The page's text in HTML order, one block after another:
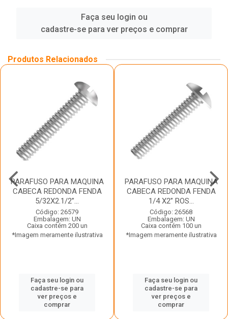
Faça seu login ou
cadastre-se para ver preços e comprar
Produtos Relacionados
PARAFUSO PARA MAQUINA
CABECA REDONDA FENDA
5/32X2.1/2”...
Código: 26579
Embalagem: UN
Caixa contém 200 un
*Imagem meramente ilustrativa
Faça seu login ou
cadastre-se para
ver preços e
comprar
PARAFUSO PARA MAQUINA
CABECA REDONDA FENDA
1/4 X2” ROS...
Código: 26568
Embalagem: UN
Caixa contém 100 un
*Imagem meramente ilustrativa
Faça seu login ou
cadastre-se para
ver preços e
comprar